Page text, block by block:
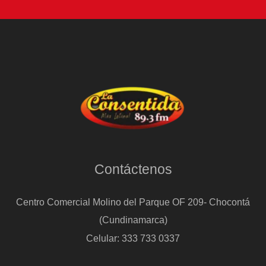
Contáctenos
Centro Comercial Molino del Parque OF 209- Chocontá
(Cundinamarca)
Celular: 333 733 0337